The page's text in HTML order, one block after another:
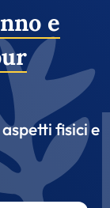
e
fisici e